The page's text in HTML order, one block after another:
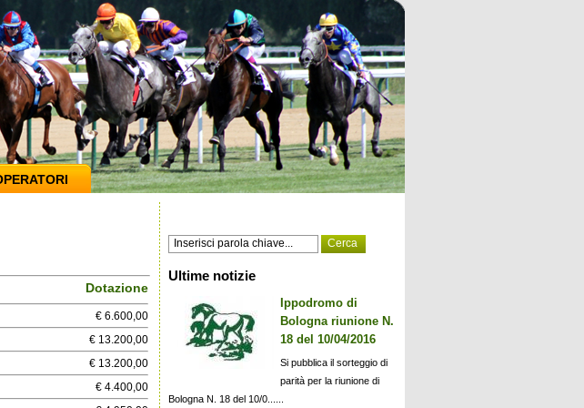
Dotazione
€ 6.600,00
€ 13.200,00
€ 13.200,00
€ 4.400,00
Ultime notizie
Ippodromo di
Bologna riunione N.
18 del 10/04/2016
Si pubblica il sorteggio di
parità per la riunione di
Bologna N. 18 del 10/0......